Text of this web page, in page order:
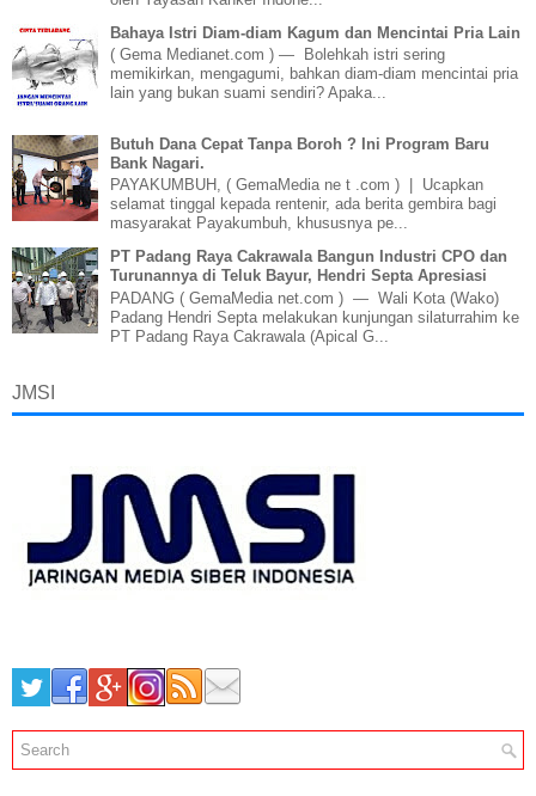
Bahaya Istri Diam-diam Kagum dan Mencintai Pria Lain
( Gema Medianet.com ) — Bolehkah istri sering
memikirkan, mengagumi, bahkan diam-diam mencintai pria
lain yang bukan suami sendiri? Apaka...
Butuh Dana Cepat Tanpa Boroh ? Ini Program Baru
Bank Nagari.
PAYAKUMBUH, ( GemaMedia ne t .com ) | Ucapkan
selamat tinggal kepada rentenir, ada berita gembira bagi
masyarakat Payakumbuh, khususnya pe...
PT Padang Raya Cakrawala Bangun Industri CPO dan
Turunannya di Teluk Bayur, Hendri Septa Apresiasi
PADANG ( GemaMedia net.com ) — Wali Kota (Wako)
Padang Hendri Septa melakukan kunjungan silaturrahim ke
PT Padang Raya Cakrawala (Apical G...
JMSI